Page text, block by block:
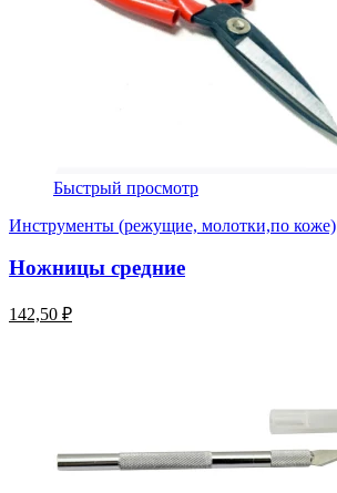
Быстрый просмотр
Инструменты (режущие, молотки,по коже)
Ножницы средние
142,50 ₽